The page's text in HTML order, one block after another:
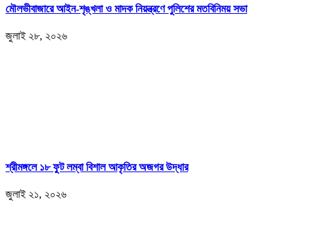
মৌলভীবাজারে আইন-শৃঙ্খলা ও মাদক নিয়ন্ত্রণে পুলিশের মতবিনিময় সভা
জুলাই ২৮, ২০২৬
শ্রীমঙ্গলে ১৮ ফুট লম্বা বিশাল আকৃতির অজগর উদ্ধার
জুলাই ২১, ২০২৬